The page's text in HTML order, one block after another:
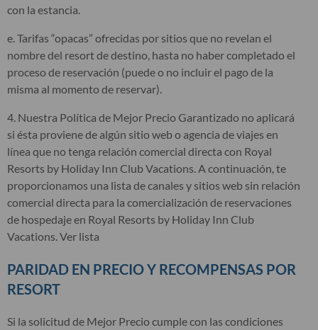
con la estancia.
e. Tarifas “opacas” ofrecidas por sitios que no revelan el
nombre del resort de destino, hasta no haber completado el
proceso de reservación (puede o no incluir el pago de la
misma al momento de reservar).
4. Nuestra Política de Mejor Precio Garantizado no aplicará
si ésta proviene de algún sitio web o agencia de viajes en
línea que no tenga relación comercial directa con Royal
Resorts by Holiday Inn Club Vacations. A continuación, te
proporcionamos una lista de canales y sitios web sin relación
comercial directa para la comercialización de reservaciones
de hospedaje en Royal Resorts by Holiday Inn Club
Vacations. Ver lista
PARIDAD EN PRECIO Y RECOMPENSAS POR
RESORT
Si la solicitud de Mejor Precio cumple con las condiciones